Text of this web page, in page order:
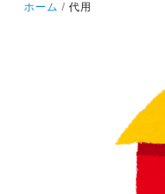
ホーム 代用